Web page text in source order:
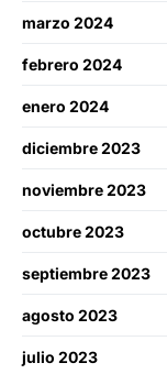
marzo 2024
febrero 2024
enero 2024
diciembre 2023
noviembre 2023
octubre 2023
septiembre 2023
agosto 2023
julio 2023